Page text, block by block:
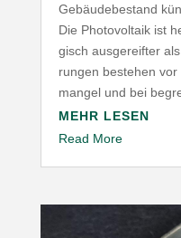
Gebäu­de­be­stand
Die Photo­voltaik ist
gisch ausge­reifter
rungen bestehen
mangel und bei
MEHR LESEN
Read More